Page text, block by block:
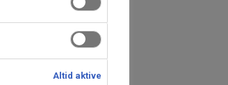
Altid aktive